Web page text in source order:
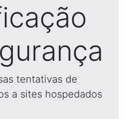
tentativas de
a sites hospedados